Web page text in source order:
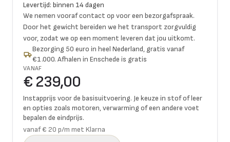
Levertijd: binnen 14 dagen
We nemen vooraf contact op voor een bezorgafspraak.
Door het gewicht bereiden we het transport zorgvuldig
voor, zodat we op een moment leveren dat jou uitkomt.
Bezorging 50 euro in heel Nederland, gratis vanaf
€1.000. Afhalen in Enschede is gratis
VANAF
€ 239,00
Instapprijs voor de basisuitvoering. Je keuze in stof of leer
en opties zoals motoren, verwarming of een andere voet
bepalen de eindprijs.
vanaf € 20 p/m met Klarna